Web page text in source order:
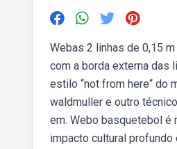
Webas 2 linhas de 0,15
com a borda externa das
estilo “not from here“ do
waldmuller e outro
em. Webo basquetebol é
impacto cultural